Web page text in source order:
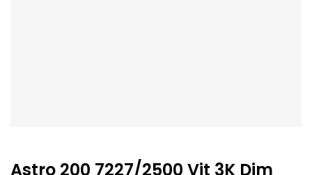
Astro 200 7227/2500 Vit 3K Dim